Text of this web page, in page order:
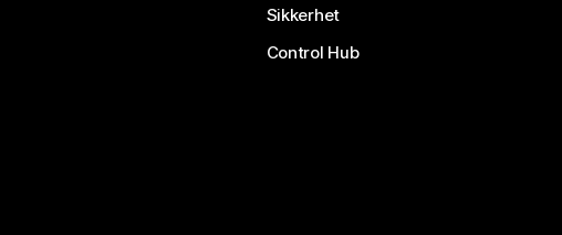
Sikkerhet
Control Hub